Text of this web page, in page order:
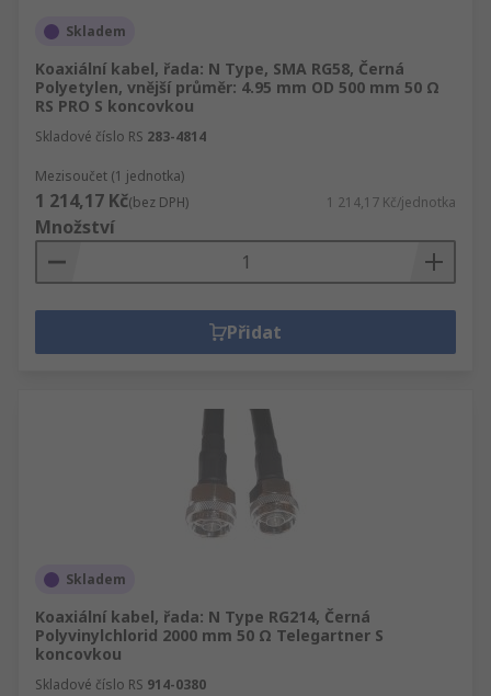
Skladem
Koaxiální kabel, řada: N Type, SMA RG58, Černá
Polyetylen, vnější průměr: 4.95 mm OD 500 mm 50 Ω
RS PRO S koncovkou
Skladové číslo RS 283-4814
Mezisoučet (1 jednotka)
1 214,17 Kč(bez DPH) 1 214,17 Kč/jednotka
Množství
Přidat
Skladem
Koaxiální kabel, řada: N Type RG214, Černá
Polyvinylchlorid 2000 mm 50 Ω Telegartner S
koncovkou
Skladové číslo RS 914-0380